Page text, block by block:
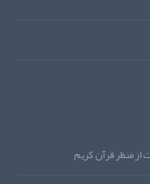
از منظر قرآن کريم